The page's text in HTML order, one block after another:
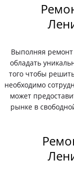
Выполняя
обладать
того чтобы
необходимо
может
рынке в